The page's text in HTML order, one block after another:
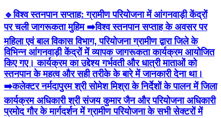
🔹विश्व स्तनपान सप्ताह: ग्रामीण परियोजना में आंगनवाड़ी केंद्रों
पर चली जागरूकता मुहिम ➡️विश्व स्तनपान सप्ताह के अवसर पर
महिला एवं बाल विकास विभाग, परियोजना ग्रामीण द्वारा जिले के
विभिन्न आंगनवाड़ी केंद्रों में व्यापक जागरूकता कार्यक्रम आयोजित
किए गए। कार्यक्रम का उद्देश्य गर्भवती और धात्री माताओं को
स्तनपान के महत्व और सही तरीके के बारे में जानकारी देना था।
➡️कलेक्टर नर्मदापुरम श्री सोमेश मिश्रा के निर्देशों के पालन में जिला
कार्यक्रम अधिकारी श्री संजय कुमार जैन और परियोजना अधिकारी
प्रमोद गौर के मार्गदर्शन में ग्रामीण परियोजना के सभी सेक्टरों में